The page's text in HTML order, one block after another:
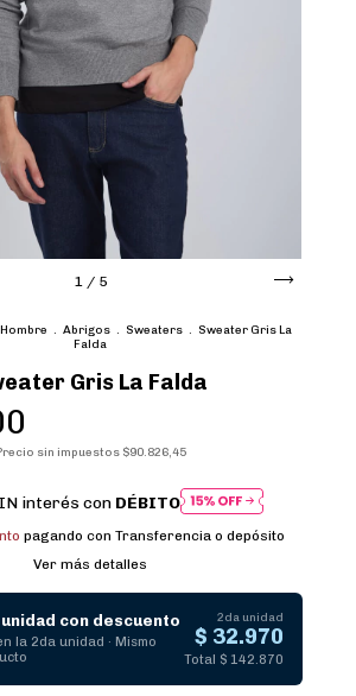
1 / 5
. Abrigos . Sweaters . Sweater Gris La
Falda
Gris La Falda
sin impuestos $90.826,45
interés con DÉBITO
pagando con Transferencia o depósito
Ver más detalles
unidad con descuento
la 2da unidad · Mismo
2da unidad
$ 32.970
Total $ 142.870